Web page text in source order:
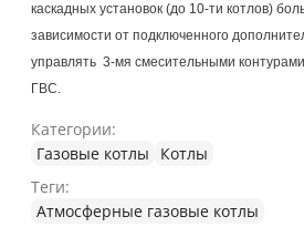
каскадных установок (до 10-ти котлов)
зависимости от подключенного
управлять 3-мя смесительными
ГВС.
Категории:
Газовые котлы
Котлы
Теги:
Атмосферные газовые котлы